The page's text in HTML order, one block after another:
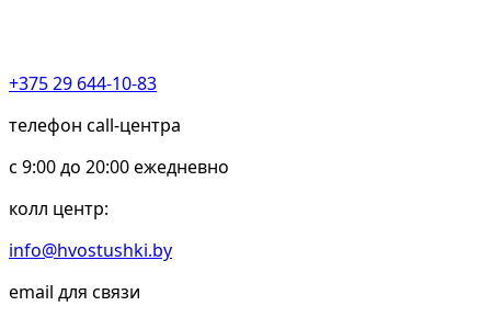
+375 29 644-10-83
телефон call-центра
c 9:00 до 20:00 ежедневно
колл центр:
info@hvostushki.by
email для связи